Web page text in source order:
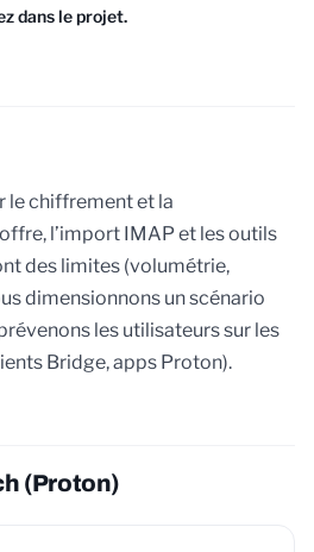
dans le projet.
le chiffrement et la
l’import IMAP et les outils
des limites (volumétrie,
dimensionnons un scénario
les utilisateurs sur les
Bridge, apps Proton).
(Proton)